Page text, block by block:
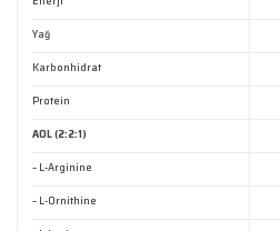
Bu ürüne benzer farklı
Yağ
Karbonhidrat
Protein
AOL (2:2:1)
– L-Arginine
– L-Ornithine